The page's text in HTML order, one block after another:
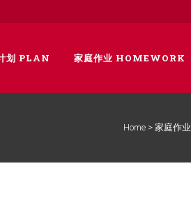
划 PLAN 家庭作业 HOMEWORK
Home > 家庭作业